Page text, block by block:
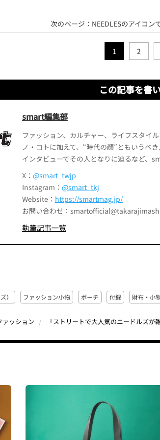
次のページ：NEEDLESのアイコン
1 2
この記事を書
smart編集部
ファッション、カルチャー、ライフスタイ
ノ・コトに加えて、“時代の顔”ともいうべ
インタビューでその人となりに迫るなど、
X： @smart_twjp
Instagram： @smart_tkj
Website： https://smartmag.jp/
お問い合わせ：
執筆記事一覧
） ファッション小物 ポーチ 付録 財布・小
ァッション